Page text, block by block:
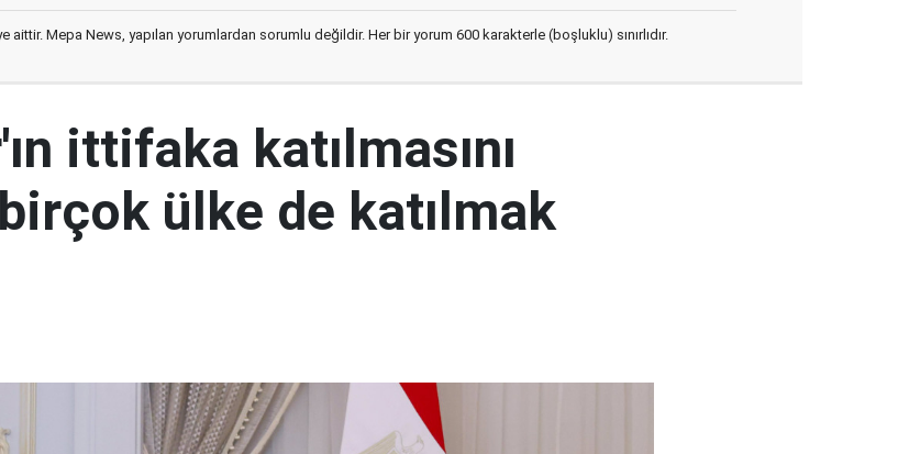
Mepa News, yapılan yorumlardan sorumlu değildir. Her bir yorum 600 karakterle (boşluklu) sınırlıdır.
ittifaka katılmasını
ülke de katılmak